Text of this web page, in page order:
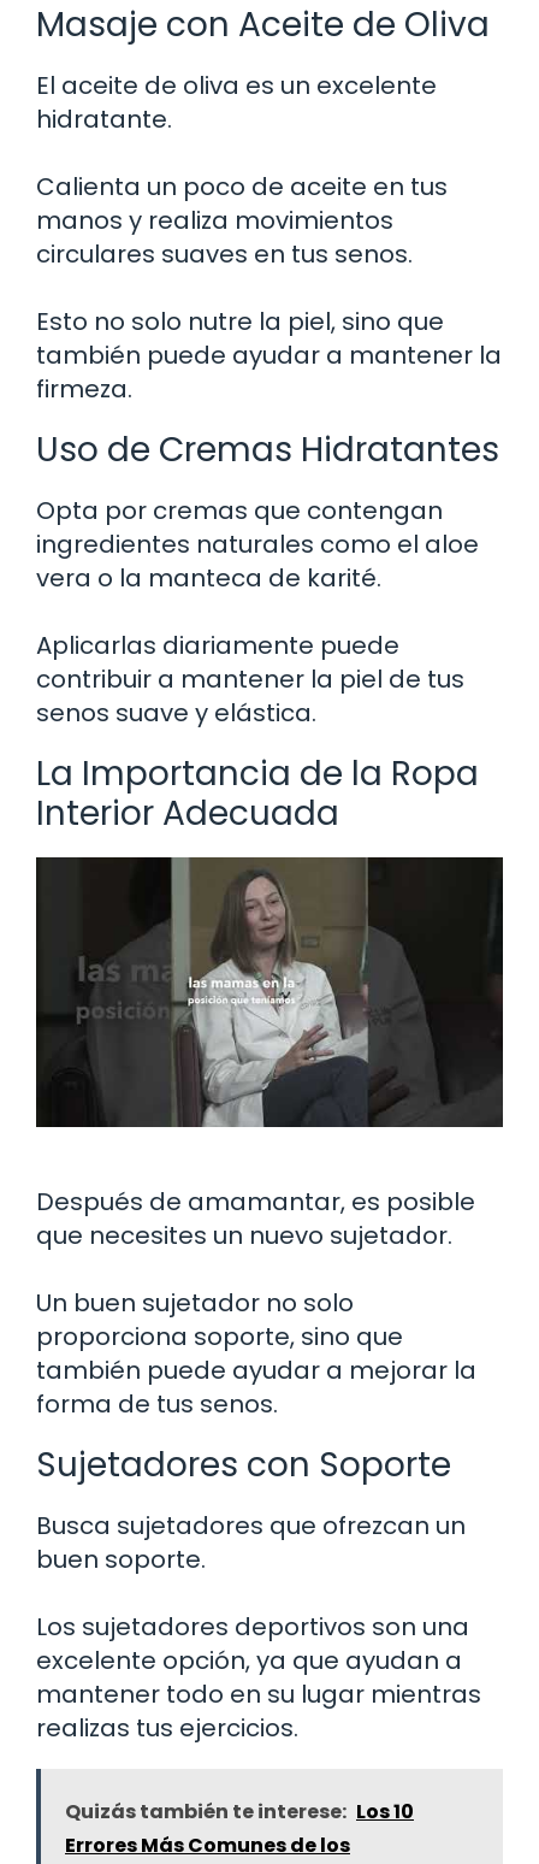
Masaje con Aceite de Oliva
El aceite de oliva es un excelente
hidratante.
Calienta un poco de aceite en tus
manos y realiza movimientos
circulares suaves en tus senos.
Esto no solo nutre la piel, sino que
también puede ayudar a mantener la
firmeza.
Uso de Cremas Hidratantes
Opta por cremas que contengan
ingredientes naturales como el aloe
vera o la manteca de karité.
Aplicarlas diariamente puede
contribuir a mantener la piel de tus
senos suave y elástica.
La Importancia de la Ropa
Interior Adecuada
Después de amamantar, es posible
que necesites un nuevo sujetador.
Un buen sujetador no solo
proporciona soporte, sino que
también puede ayudar a mejorar la
forma de tus senos.
Sujetadores con Soporte
Busca sujetadores que ofrezcan un
buen soporte.
Los sujetadores deportivos son una
excelente opción, ya que ayudan a
mantener todo en su lugar mientras
realizas tus ejercicios.
Quizás también te interese: Los 10
Errores Más Comunes de los